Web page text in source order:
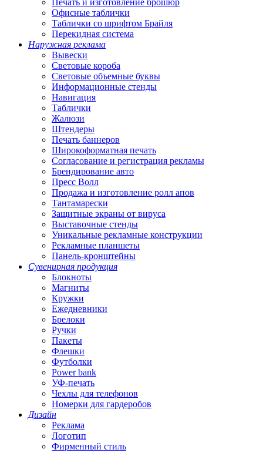
Печать и изготовление брошюр
Офисные таблички
Таблички со шрифтом Брайля
Перекидная система
Наружная реклама
Вывески
Световые короба
Световые объемные буквы
Информационные стенды
Навигация
Таблички
Жалюзи
Штендеры
Печать баннеров
Широкоформатная печать
Согласование и регистрация рекламы
Брендирование авто
Пресс Волл
Продажа и изготовление ролл апов
Тантамарески
Защитные экраны от вируса
Выставочные стенды
Уникальные рекламные конструкции
Рекламные планшеты
Панель-кронштейны
Сувенирная продукция
Блокноты
Магниты
Кружки
Ежедневники
Брелоки
Ручки
Пакеты
Флешки
Футболки
Power bank
УФ-печать
Чехлы для телефонов
Номерки для гардеробов
Дизайн
Реклама
Логотип
Фирменный стиль